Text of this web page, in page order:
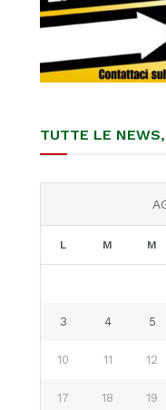
TUTTE LE
L M M
3 4 5
10 11 12
17 18 19